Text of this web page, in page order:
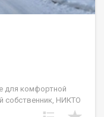
для комфортной
собственник, НИКТО
– смотрим в любое